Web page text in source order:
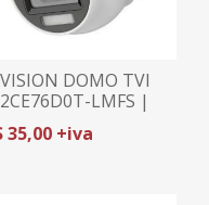
DOMO TVI
LMFS |
(1080p)/2.8mm |
LIGHT |
35,00 +iva